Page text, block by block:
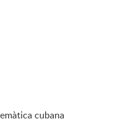
cubana